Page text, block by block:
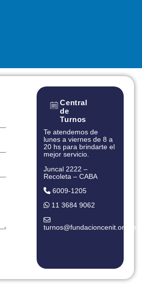
Central
de
Turnos
Te atendemos de
lunes a viernes de 8 a
20 hs para brindarte el
mejor servicio.
Juncal 2222 –
Recoleta – CABA
6009-1205
11 3684 9062
turnos@fundacioncenit.org.ar